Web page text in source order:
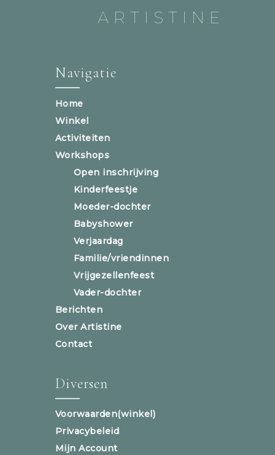
ARTISTINE
Navigatie
Home
Winkel
Activiteiten
Workshops
Open inschrijving
Kinderfeestje
Moeder-dochter
Babyshower
Verjaardag
Familie/vriendinnen
Vrijgezellenfeest
Vader-dochter
Berichten
Over Artistine
Contact
Diversen
Voorwaarden(winkel)
Privacybeleid
Mijn Account